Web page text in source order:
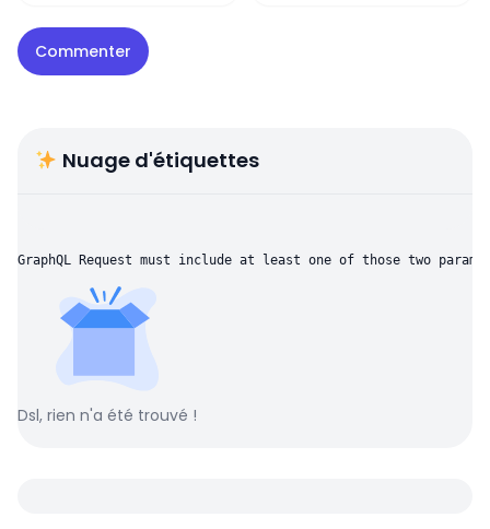
Nuage d'étiquettes
GraphQL Request must include at least one of those two
Dsl, rien n'a été trouvé !